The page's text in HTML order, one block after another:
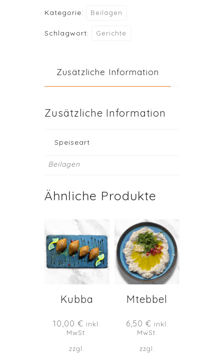
Kategorie: Beilagen
Schlagwort: Gerichte
Zusätzliche Information
Zusätzliche Information
Speiseart
Beilagen
Ähnliche Produkte
Kubba
10,00€ inkl.
MwSt.
zzgl.
Mtebbel
6,50 € inkl.
MwSt.
zzgl.